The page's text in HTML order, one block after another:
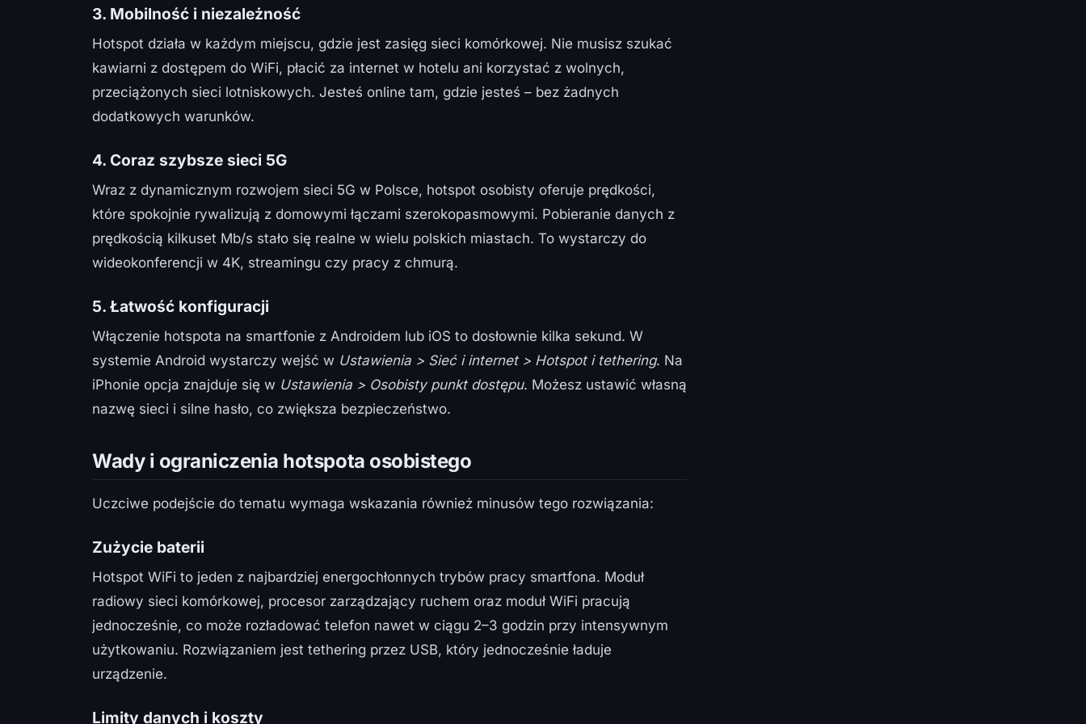
3. Mobilność i niezależność
Hotspot działa w każdym miejscu, gdzie jest zasięg sieci komórkowej. Nie musisz szukać
kawiarni z dostępem do WiFi, płacić za internet w hotelu ani korzystać z wolnych,
przeciążonych sieci lotniskowych. Jesteś online tam, gdzie jesteś – bez żadnych
dodatkowych warunków.
4. Coraz szybsze sieci 5G
Wraz z dynamicznym rozwojem sieci 5G w Polsce, hotspot osobisty oferuje prędkości,
które spokojnie rywalizują z domowymi łączami szerokopasmowymi. Pobieranie danych z
prędkością kilkuset Mb/s stało się realne w wielu polskich miastach. To wystarczy do
wideokonferencji w 4K, streamingu czy pracy z chmurą.
5. Łatwość konfiguracji
Włączenie hotspota na smartfonie z Androidem lub iOS to dosłownie kilka sekund. W
systemie Android wystarczy wejść w Ustawienia > Sieć i internet > Hotspot i tethering. Na
iPhonie opcja znajduje się w Ustawienia > Osobisty punkt dostępu. Możesz ustawić własną
nazwę sieci i silne hasło, co zwiększa bezpieczeństwo.
Wady i ograniczenia hotspota osobistego
Uczciwe podejście do tematu wymaga wskazania również minusów tego rozwiązania:
Zużycie baterii
Hotspot WiFi to jeden z najbardziej energochłonnych trybów pracy smartfona. Moduł
radiowy sieci komórkowej, procesor zarządzający ruchem oraz moduł WiFi pracują
jednocześnie, co może rozładować telefon nawet w ciągu 2–3 godzin przy intensywnym
użytkowaniu. Rozwiązaniem jest tethering przez USB, który jednocześnie ładuje
urządzenie.
Limity danych i koszty